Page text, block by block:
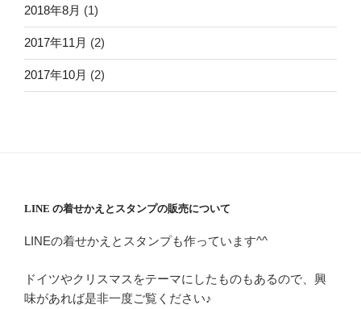
2018年8月 (1)
2017年11月 (2)
2017年10月 (2)
LINE の着せかえとスタンプの販売について
LINEの着せかえとスタンプも作っています^^
ドイツやクリスマスをテーマにしたものもあるので、興
味があれば是非一度ご覧ください♪